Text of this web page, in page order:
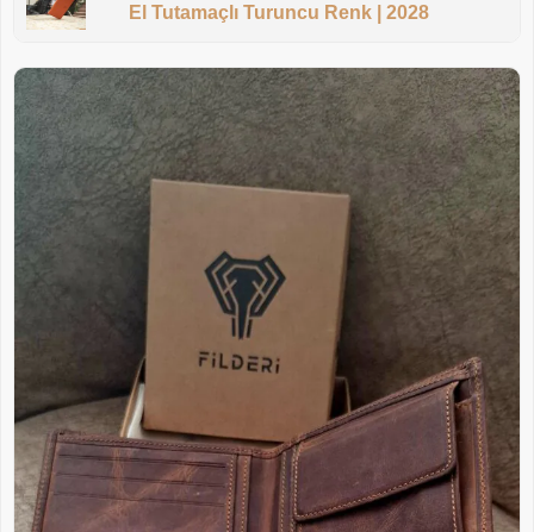
El Tutamaçlı Turuncu Renk | 2028